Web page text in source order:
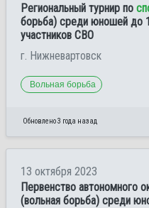
Региональный турнир по
борьба) среди юношей до
участников СВО
г. Нижневартовск
Вольная борьба
Обновлено 3 года назад
13 октября 2023
Первенство автономного
(вольная борьба) среди